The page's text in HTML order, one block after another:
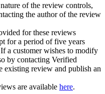
of the review controls,
the author of the review
for these reviews
for a period of five years
a customer wishes to modify
by contacting Verified
existing review and publish an
are available here.